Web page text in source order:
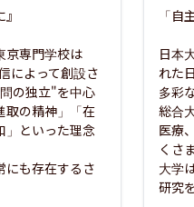
京専門学校は
によって創設さ
の独立"を中心
取の精神」「在
」といった理念
にも存在するさ
「自
日本
れた
多彩
総合
医療
くさ
大学
研究